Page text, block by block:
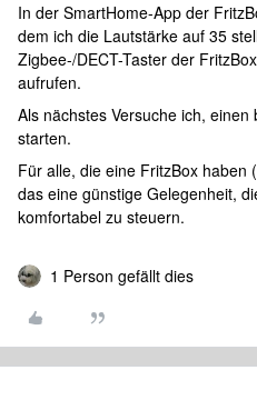
In der SmartHome-App der
dem ich die Lautstärke auf 35
Zigbee-/DECT-Taster der
aufrufen.
Als nächstes Versuche ich,
starten.
Für alle, die eine FritzBox haben
das eine günstige Gelegenheit,
komfortabel zu steuern.
1 Person gefällt dies